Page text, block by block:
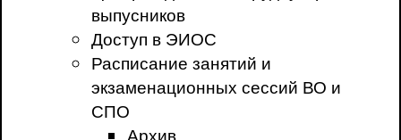
выпусников
Доступ в ЭИОС
Расписание занятий и
экзаменационных сессий ВО и
СПО
Архив